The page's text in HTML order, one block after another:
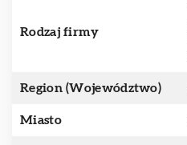
Rodzaj firmy
Region (Województwo)
Miasto